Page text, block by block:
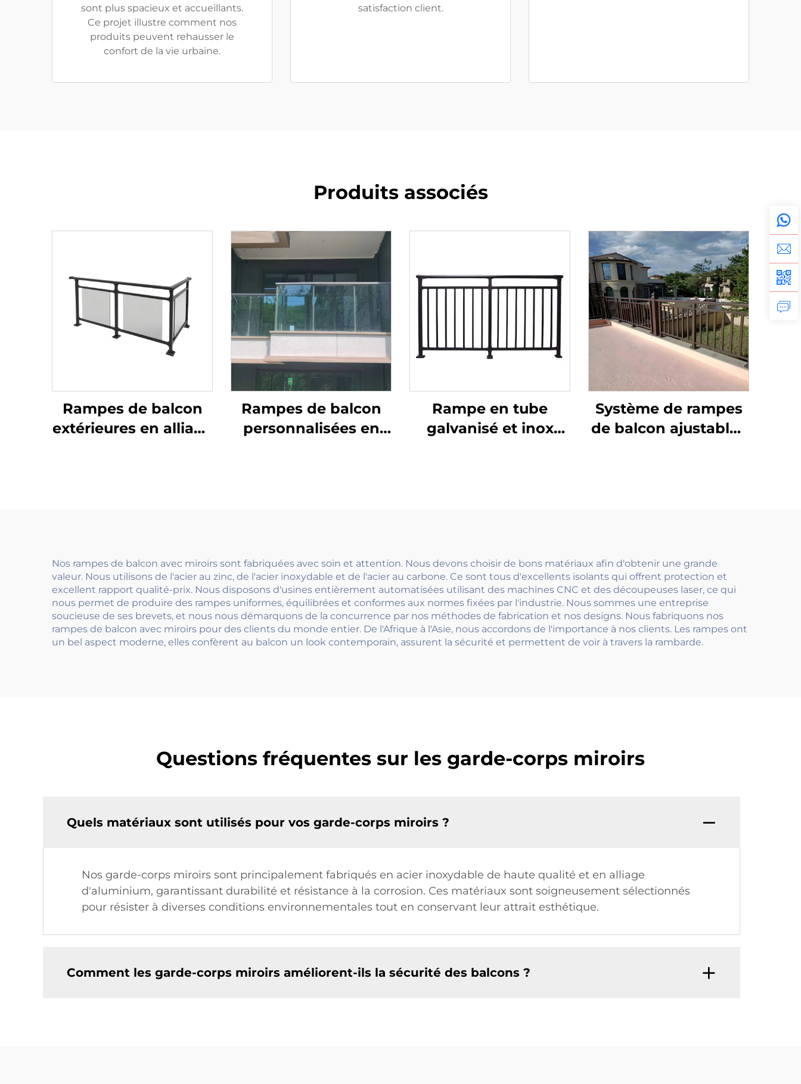
sont plus spacieux et accueillants.
Ce projet illustre comment nos
produits peuvent rehausser le
confort de la vie urbaine.
satisfaction client.
Produits associés
Rampes de balcon
extérieures en alliage
Rampes de balcon
personnalisées en
Rampe en tube
galvanisé et inox
Système de rampes
de balcon ajustables
Nos rampes de balcon avec miroirs sont fabriquées avec soin et attention. Nous devons choisir de bons matériaux afin d'obtenir une grande
valeur. Nous utilisons de l'acier au zinc, de l'acier inoxydable et de l'acier au carbone. Ce sont tous d'excellents isolants qui offrent protection et
excellent rapport qualité-prix. Nous disposons d'usines entièrement automatisées utilisant des machines CNC et des découpeuses laser, ce qui
nous permet de produire des rampes uniformes, équilibrées et conformes aux normes fixées par l'industrie. Nous sommes une entreprise
soucieuse de ses brevets, et nous nous démarquons de la concurrence par nos méthodes de fabrication et nos designs. Nous fabriquons nos
rampes de balcon avec miroirs pour des clients du monde entier. De l'Afrique à l'Asie, nous accordons de l'importance à nos clients. Les rampes ont
un bel aspect moderne, elles confèrent au balcon un look contemporain, assurent la sécurité et permettent de voir à travers la rambarde.
Questions fréquentes sur les garde-corps miroirs
Quels matériaux sont utilisés pour vos garde-corps miroirs ?
Nos garde-corps miroirs sont principalement fabriqués en acier inoxydable de haute qualité et en alliage
d'aluminium, garantissant durabilité et résistance à la corrosion. Ces matériaux sont soigneusement sélectionnés
pour résister à diverses conditions environnementales tout en conservant leur attrait esthétique.
Comment les garde-corps miroirs améliorent-ils la sécurité des balcons ?